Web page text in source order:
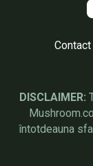
Contact
DISCLAIMER:
întotdeauna